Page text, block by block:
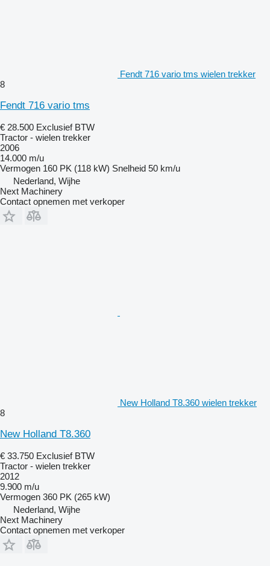
Fendt 716 vario tms wielen trekker
8
Fendt 716 vario tms
€ 28.500 Exclusief BTW
Tractor - wielen trekker
2006
14.000 m/u
Vermogen 160 PK (118 kW) Snelheid 50 km/u
Nederland, Wijhe
Next Machinery
Contact opnemen met verkoper
New Holland T8.360 wielen trekker
8
New Holland T8.360
€ 33.750 Exclusief BTW
Tractor - wielen trekker
2012
9.900 m/u
Vermogen 360 PK (265 kW)
Nederland, Wijhe
Next Machinery
Contact opnemen met verkoper